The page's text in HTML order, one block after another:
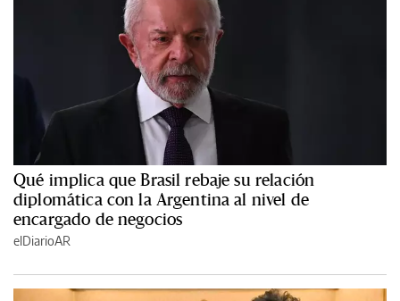
Qué implica que Brasil rebaje su relación
diplomática con la Argentina al nivel de
encargado de negocios
elDiarioAR